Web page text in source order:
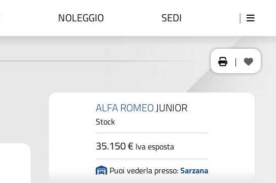
NOLEGGIO SEDI
|
ALFA ROMEOJUNIOR
Stock
35.150 € Iva esposta
Puoi vederla presso:Sarzana